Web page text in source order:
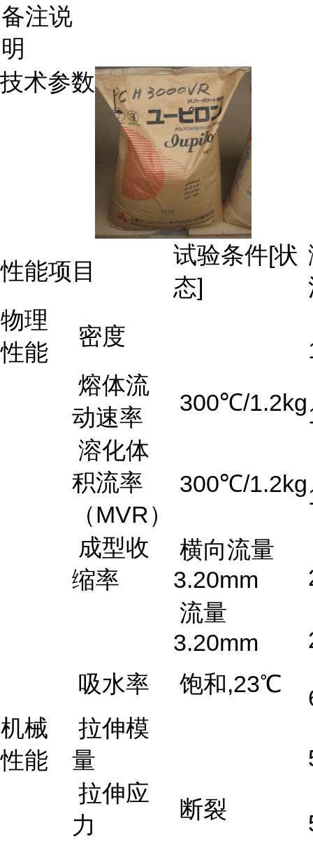
备注说
明
技术参数
性能项目
试验条件[状
态]
物理
性能
密度
熔体流
动速率
300℃/1.2kg
溶化体
积流率
（MVR）
300℃/1.2kg
成型收
缩率
横向流量
3.20mm
流量
3.20mm
吸水率
饱和,23℃
机械
性能
拉伸模
量
拉伸应
力
断裂